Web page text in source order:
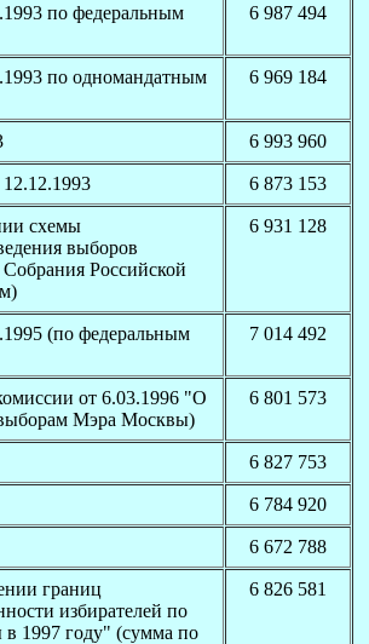
по федеральным
6 987 494
по одномандатным
6 969 184
6 993 960
6 873 153
схемы
выборов
Российской
6 931 128
(по федеральным
7 014 492
от 6.03.1996 "О
выборам Мэра Москвы)
6 801 573
6 827 753
6 784 920
6 672 788
границ
избирателей по
1997 году" (сумма по
6 826 581